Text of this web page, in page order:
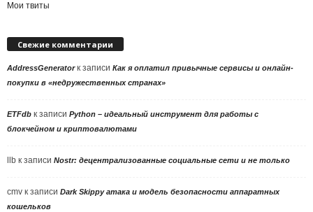
Мои твиты
Свежие комментарии
AddressGeneratorк записи Как я оплатил привычные сервисы и онлайн-
покупки в «недружественных странах»
ETFdb к записи Python – идеальный инструмент для работы с
блокчейном и криптовалютами
llb к записи Nostr: децентрализованные социальные сети и не только
cmv к записи Dark Skippy атака и модель безопасности аппаратных
кошельков